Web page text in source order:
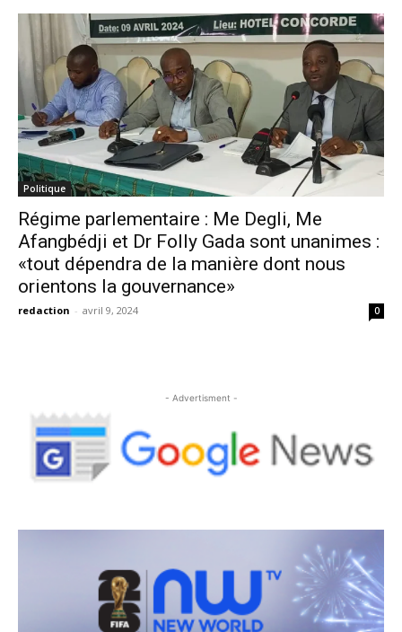
Politique
Régime parlementaire : Me Degli, Me
Afangbédji et Dr Folly Gada sont unanimes :
«tout dépendra de la manière dont nous
orientons la gouvernance»
redaction - avril 9, 2024 0
- Advertisment -